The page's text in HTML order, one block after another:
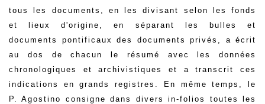
tous les documents, en les divisant selon les fonds
et lieux d'origine, en séparant les bulles et
documents pontificaux des documents privés, a écrit
au dos de chacun le résumé avec les données
chronologiques et archivistiques et a transcrit ces
indications en grands registres. En même temps, le
P. Agostino consigne dans divers in-folios toutes les